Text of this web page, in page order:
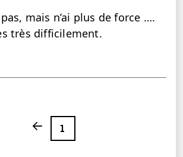
mais n’ai plus de force ….
très difficilement.
Previous page
Page
1